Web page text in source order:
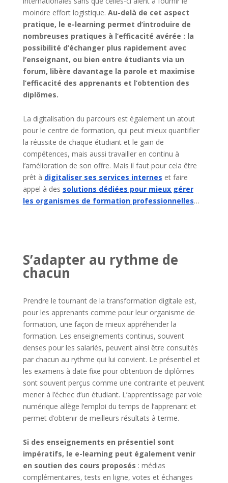
moindre effort logistique. Au-delà de cet aspect
pratique, le e-learning permet d’introduire de
nombreuses pratiques à l’efficacité avérée : la
possibilité d’échanger plus rapidement avec
l’enseignant, ou bien entre étudiants via un
forum, libère davantage la parole et maximise
l’efficacité des apprenants et l’obtention des
diplômes.
La digitalisation du parcours est également un atout
pour le centre de formation, qui peut mieux quantifier
la réussite de chaque étudiant et le gain de
compétences, mais aussi travailler en continu à
l’amélioration de son offre. Mais il faut pour cela être
prêt à digitaliser ses services internes et faire
appel à des solutions dédiées pour mieux gérer
les organismes de formation professionnelles…
S’adapter au rythme de
chacun
Prendre le tournant de la transformation digitale est,
pour les apprenants comme pour leur organisme de
formation, une façon de mieux appréhender la
formation. Les enseignements continus, souvent
denses pour les salariés, peuvent ainsi être consultés
par chacun au rythme qui lui convient. Le présentiel et
les examens à date fixe pour obtention de diplômes
sont souvent perçus comme une contrainte et peuvent
mener à l’échec d’un étudiant. L’apprentissage par voie
numérique allège l’emploi du temps de l’apprenant et
permet d’obtenir de meilleurs résultats à terme.
Si des enseignements en présentiel sont
impératifs, le e-learning peut également venir
en soutien des cours proposés : médias
complémentaires, tests en ligne, votes et échanges